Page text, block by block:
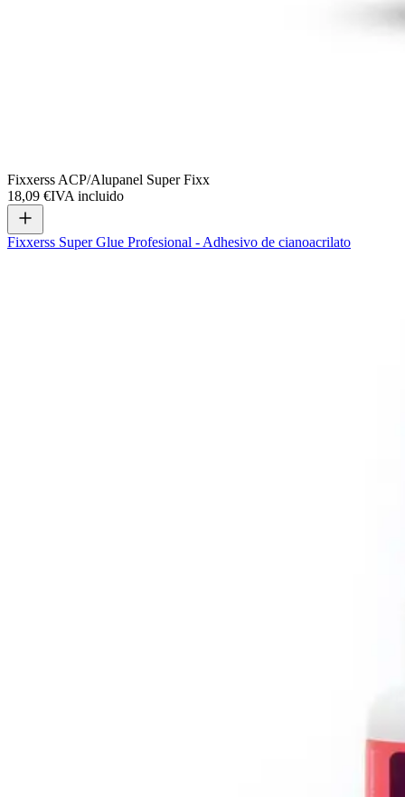
Fixxerss ACP/Alupanel Super Fixx
18,09 €IVA incluido
Fixxerss Super Glue Profesional - Adhesivo de cianoacrilato